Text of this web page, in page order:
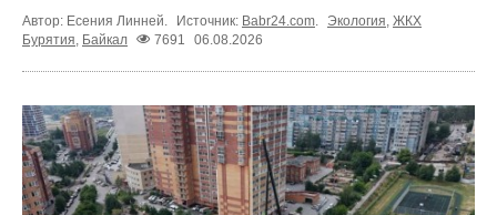
Автор: Есения Линней. Источник: Babr24.com Экология ЖКХ
Бурятия Байкал 7691 06.08.2026